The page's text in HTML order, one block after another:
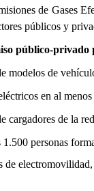
de Gases
públicos y
público-
modelos de
en al
cargadores de la
personas
de